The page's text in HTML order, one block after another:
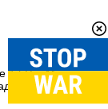
17 Pro Max та
перейти